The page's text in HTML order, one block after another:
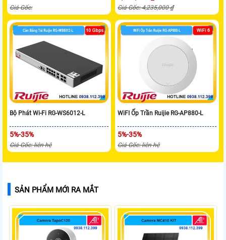
Giá Gốc: Giá Gốc: 4,235,000 ₫
Bộ Phát Wi-Fi RG-WS6012-L
5%-35%
Giá Gốc: liên hệ
WiFI Ốp Trần Ruijie RG-AP880-L
5%-35%
Giá Gốc: liên hệ
SẢN PHẨM MỚI RA MẮT